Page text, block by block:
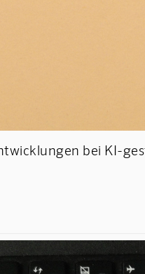
bei KI-